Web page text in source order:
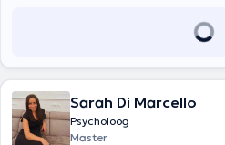
Sarah Di Marcello
Psycholoog
Master